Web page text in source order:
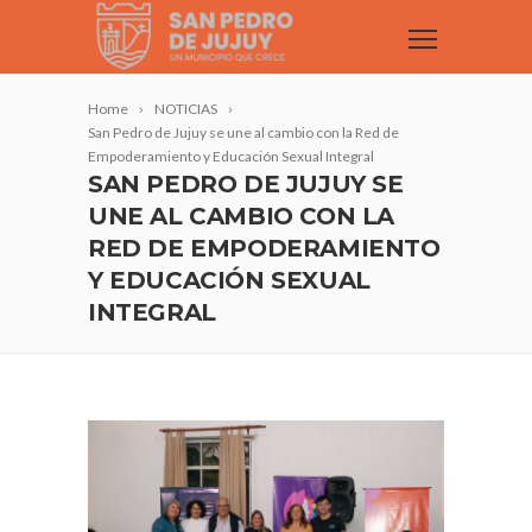
Home
NOTICIAS
San Pedro de Jujuy se une al cambio con la Red de
Empoderamiento y Educación Sexual Integral
SAN PEDRO DE JUJUY SE
UNE AL CAMBIO CON LA
RED DE EMPODERAMIENTO
Y EDUCACIÓN SEXUAL
INTEGRAL